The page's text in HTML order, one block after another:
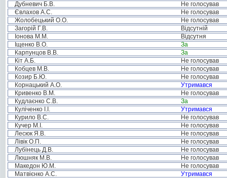
Дубневич Б.В.
Не голосував
Євлахов А.С.
Не голосував
Жолобецький О.О.
Не голосував
Загорій Г.В.
Відсутній
Іонова М.М.
Відсутня
Іщенко В.О.
За
Карпунцов В.В.
За
Кіт А.Б.
Не голосував
Кобцев М.В.
Не голосував
Козир Б.Ю.
Не голосував
Корнацький А.О.
Утримався
Кривенко В.М.
Не голосував
Кудлаєнко С.В.
За
Куліченко І.І.
Утримався
Курило В.С.
Не голосував
Кучер М.І.
Не голосував
Лесюк Я.В.
Не голосував
Лівік О.П.
Не голосував
Лубінець Д.В.
Не голосував
Люшняк М.В.
Не голосував
Македон Ю.М.
Не голосував
Матвієнко А.С.
Утримався